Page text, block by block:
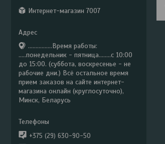
Интернет-магазин 7007
................Время работы:
.....понедельник - пятница........с 10:00
до 15:00. (суббота, воскресенье - не
рабочие дни.) Всё остальное время
прием заказов на сайте интернет-
магазина онлайн (круглосуточно),
Минск, Беларусь
+375 (29) 630-90-50